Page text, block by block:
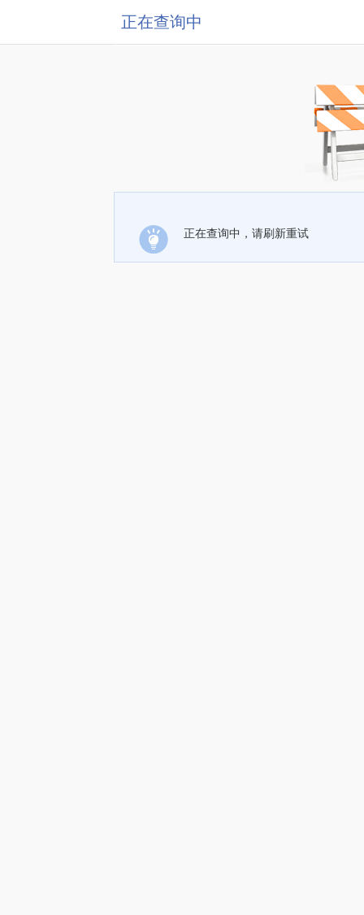
正在查询中
正在查询中，请刷新重试